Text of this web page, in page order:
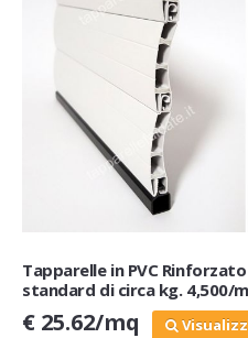
Tapparelle in PVC
standard di circa kg. 4,500/
€ 25.62/mq